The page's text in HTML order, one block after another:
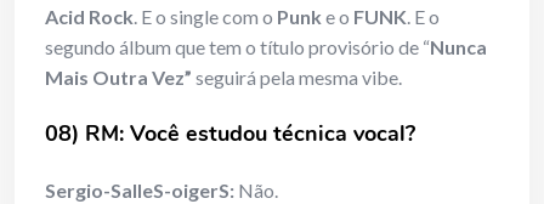
Acid Rock. E o single com o Punk e o FUNK. E o
segundo álbum que tem o título provisório de “Nunca
Mais Outra Vez” seguirá pela mesma vibe.
08) RM: Você estudou técnica vocal?
Sergio-SalleS-oigerS: Não.